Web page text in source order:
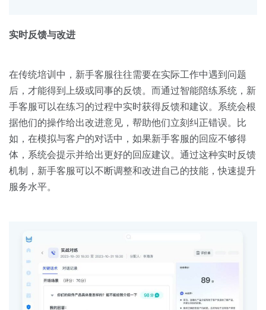
实时反馈与改进
在传统培训中，新手客服往往需要在实际工作中遇到问题
后，才能得到上级或同事的反馈。而通过智能陪练系统，新
手客服可以在练习的过程中实时获得反馈和建议。系统会根
据他们的操作给出改进意见，帮助他们立刻纠正错误。比
如，在模拟与客户的对话中，如果新手客服的回应不够得
体，系统会提示并给出更好的回应建议。通过这种实时反馈
机制，新手客服可以不断调整和改进自己的技能，快速提升
服务水平。